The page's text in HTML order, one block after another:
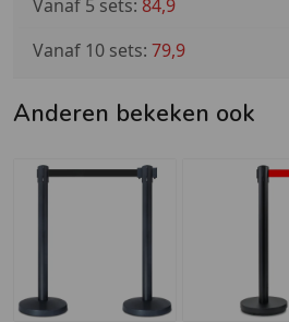
Vanaf 5 sets: 84,9
Vanaf 10 sets: 79,9
Anderen bekeken ook